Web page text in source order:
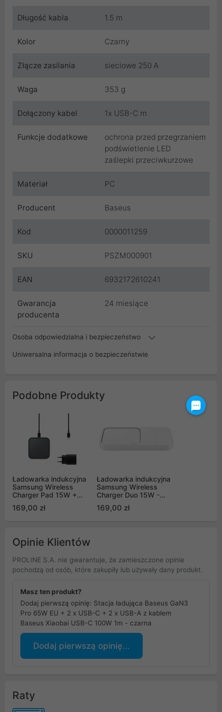
Długość kabla 1.5 m
Kolor Czarny
Złącze zasilania sieciowe 250 A
Waga 353 g
Dołączony kabel 1x USB-C m
Funkcje dodatkowe
ochrona przed przegrzaniem
podświetlenie LED
zaślepki przeciwkurzowe
Materiał PC
Producent Baseus
Kod 0000011259
SKU PSZM000901
EAN 6932172610241
Gwarancja
producenta
24 miesiące
Osoba odpowiedzialna i bezpieczeństwo
Uniwersalna informacja o bezpieczeństwie
Podobne Produkty
Ładowarka indukcyjna
Samsung Wireless
Charger Pad 15W +
ładowarka sieciowa +
kabel USB-C - czarna
169,00 zł
Ładowarka indukcyjna
Samsung Wireless
Charger Duo 15W -
biała (EP-
P5400BWEGEU)
169,00 zł
Opinie Klientów
PROLINE S.A. nie gwarantuje, że zamieszczone opinie
pochodzą od osób, które zakupiły lub używały dany produkt.
Masz ten produkt?
Dodaj pierwszą opinię: Stacja ładująca Baseus GaN3
Pro 65W EU + 2 x USB-C + 2 x USB-A z kablem
Baseus Xiaobai USB-C 100W 1m - czarna
Dodaj pierwszą opinię...
Raty